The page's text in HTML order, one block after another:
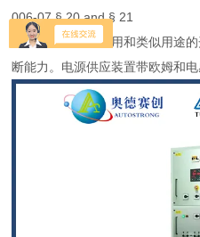
006-07 § 20 and § 21
产品用途：检测家用和类似用途
断能力。电源供应装置带欧姆和